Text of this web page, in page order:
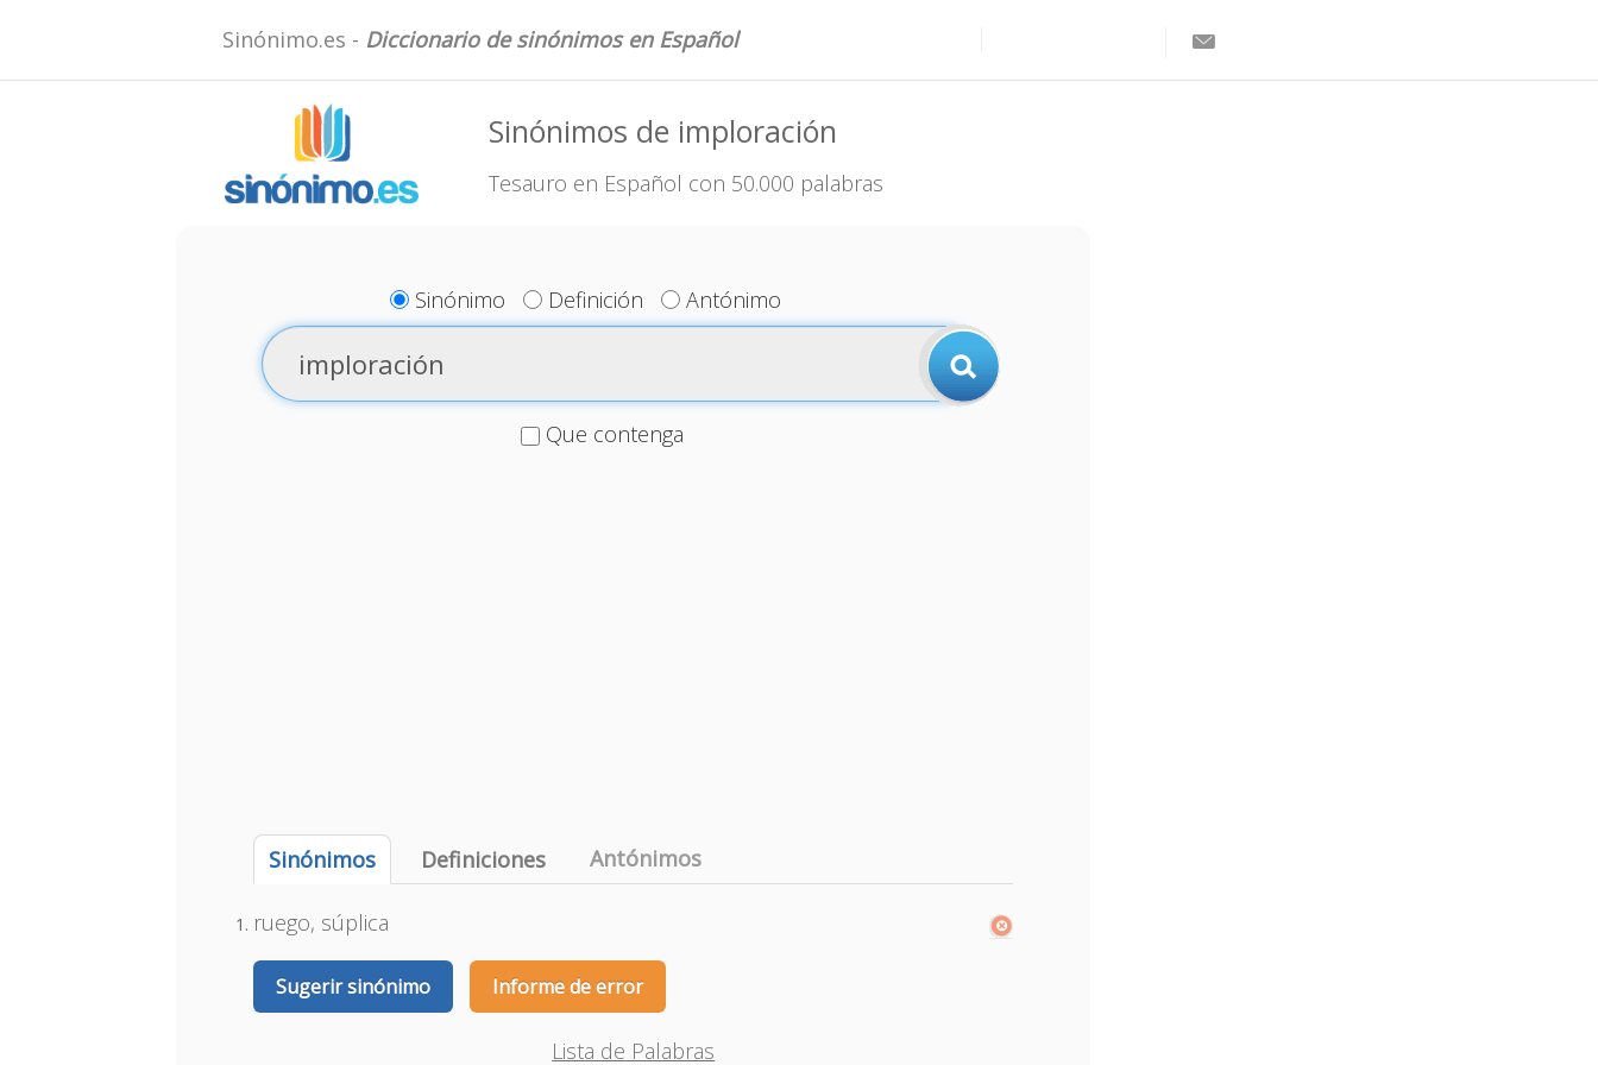
Sinónimo.es - Diccionario de sinónimos en Español
Sinónimos de imploración
Tesauro en Español con 50.000 palabras
Sinónimo Definición Antónimo
Que contenga
Sinónimos Definiciones Antónimos
ruego, súplica
Sugerir sinónimo Informe de error
Lista de Palabras